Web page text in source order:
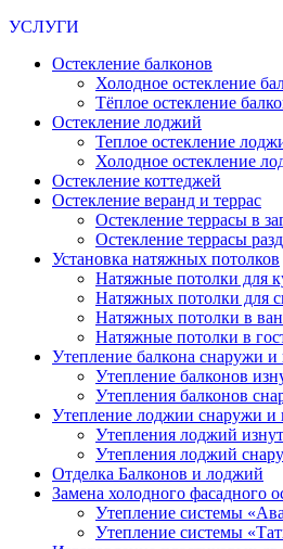
УСЛУГИ
Остекление балконов
Холодное остекление
Тёплое остекление
Остекление лоджий
Теплое остекление
Холодное остекление
Остекление коттеджей
Остекление веранд и террас
Остекление террасы в
Остекление террасы
Установка натяжных потолков
Натяжные потолки для
Натяжных потолки для
Натяжных потолки в
Натяжные потолки в
Утепление балкона снаружи и
Утепление балконов
Утепления балконов
Утепление лоджии снаружи и
Утепления лоджий
Утепления лоджий
Отделка Балконов и лоджий
Замена холодного фасадного
Утепление системы
Утепление системы